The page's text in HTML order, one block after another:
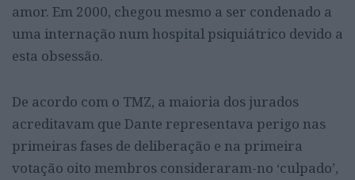
amor. Em 2000, chegou mesmo a ser condenado a
uma internação num hospital psiquiátrico devido a
esta obsessão.
De acordo com o TMZ, a maioria dos jurados
acreditavam que Dante representava perigo nas
primeiras fases de deliberação e na primeira
votação oito membros consideraram-no ‘culpado’,